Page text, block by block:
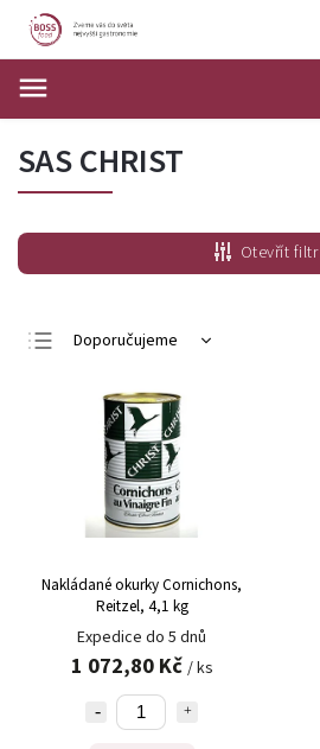
SAS CHRIST
Otevřít filtr
Doporučujeme
Nejdražší
Nejprodávanější
Abecedně
Nakládané okurky Cornichons,
Reitzel, 4,1 kg
Expedice do 5 dnů
1 072,80 Kč / ks